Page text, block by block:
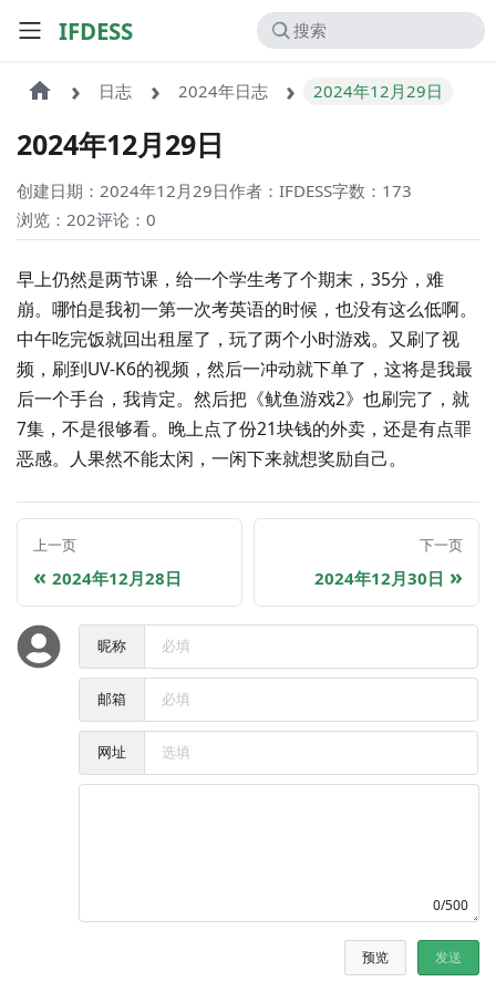
IFDESS
日志 2024年日志 2024年12月29日
2024年12月29日
创建日期：2024年12月29日作者：IFDESS字数：173
浏览：202评论：0
早上仍然是两节课，给一个学生考了个期末，35分，难
崩。哪怕是我初一第一次考英语的时候，也没有这么低啊。
中午吃完饭就回出租屋了，玩了两个小时游戏。又刷了视
频，刷到UV-K6的视频，然后一冲动就下单了，这将是我最
后一个手台，我肯定。然后把《鱿鱼游戏2》也刷完了，就
7集，不是很够看。晚上点了份21块钱的外卖，还是有点罪
恶感。人果然不能太闲，一闲下来就想奖励自己。
上一页
2024年12月28日
下一页
2024年12月30日
昵称
邮箱
网址
0/500
预览 发送